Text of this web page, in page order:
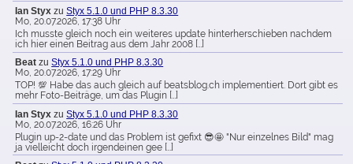
Ian Styx zuStyx 5.1.0 und PHP 8.3.30
Mo, 20.07.2026, 17:38 Uhr
Ich musste gleich noch ein weiteres update hinterherschieben nachdem
ich hier einen Beitrag aus dem Jahr 2008 […]
Beat zuStyx 5.1.0 und PHP 8.3.30
Mo, 20.07.2026, 17:29 Uhr
TOP! 💯 Habe das auch gleich auf beatsblog.ch implementiert. Dort gibt es
mehr Foto-Beiträge, um das Plugin […]
Ian Styx zuStyx 5.1.0 und PHP 8.3.30
Mo, 20.07.2026, 16:26 Uhr
Plugin up-2-date und das Problem ist gefixt 😎🤩 "Nur einzelnes Bild" mag
ja vielleicht doch irgendeinen gee […]